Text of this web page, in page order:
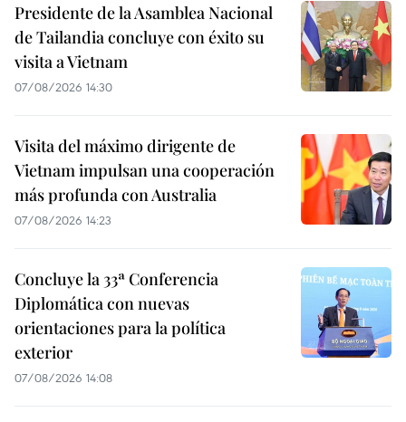
Presidente de la Asamblea Nacional
de Tailandia concluye con éxito su
visita a Vietnam
07/08/2026 14:30
Visita del máximo dirigente de
Vietnam impulsan una cooperación
más profunda con Australia
07/08/2026 14:23
Concluye la 33ª Conferencia
Diplomática con nuevas
orientaciones para la política
exterior
07/08/2026 14:08